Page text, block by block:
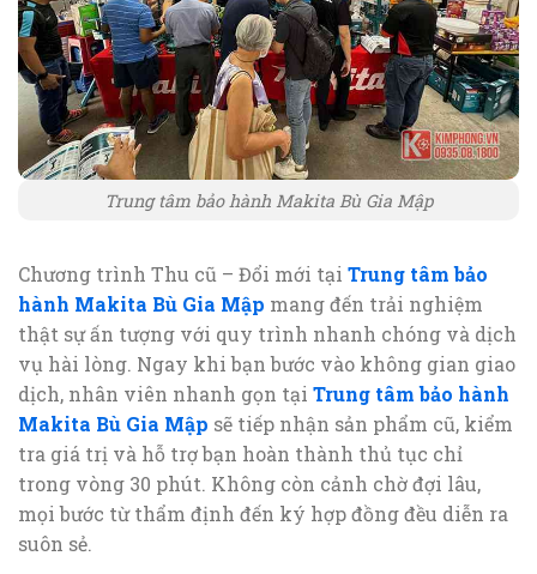
Trung tâm bảo hành Makita Bù Gia Mập
Chương trình Thu cũ – Đổi mới tại Trung tâm bảo
hành Makita Bù Gia Mập mang đến trải nghiệm
thật sự ấn tượng với quy trình nhanh chóng và dịch
vụ hài lòng. Ngay khi bạn bước vào không gian giao
dịch, nhân viên nhanh gọn tại Trung tâm bảo hành
Makita Bù Gia Mập sẽ tiếp nhận sản phẩm cũ, kiểm
tra giá trị và hỗ trợ bạn hoàn thành thủ tục chỉ
trong vòng 30 phút. Không còn cảnh chờ đợi lâu,
mọi bước từ thẩm định đến ký hợp đồng đều diễn ra
suôn sẻ.